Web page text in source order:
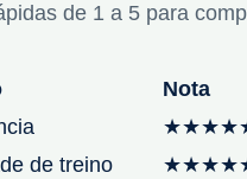
de 1 a 5 para
Nota
de treino